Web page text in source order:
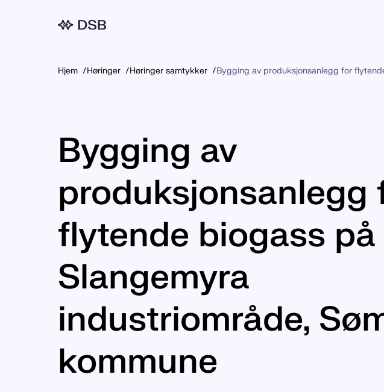
Hjem Høringer Høringer samtykker Bygging av produksjonsanlegg for
Bygging av
produksjonsanlegg
flytende biogass på
Slangemyra
industriområde,
kommune